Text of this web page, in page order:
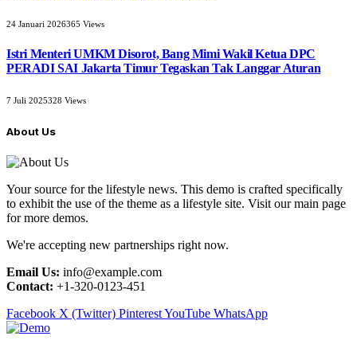
24 Januari 2026365 Views
Istri Menteri UMKM Disorot, Bang Mimi Wakil Ketua DPC
PERADI SAI Jakarta Timur Tegaskan Tak Langgar Aturan
7 Juli 2025328 Views
About Us
Your source for the lifestyle news. This demo is crafted specifically
to exhibit the use of the theme as a lifestyle site. Visit our main page
for more demos.
We're accepting new partnerships right now.
Email Us: info@example.com
Contact: +1-320-0123-451
Facebook X (Twitter) PinterestYouTube WhatsApp